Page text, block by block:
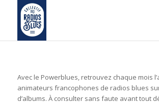
Avec le Powerblues, retrouvez chaque mois
animateurs francophones de radios blues
d’albums. À consulter sans faute avant tout